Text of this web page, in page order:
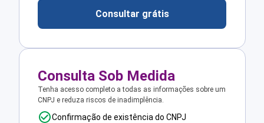
Consultar grátis
Consulta Sob Medida
Tenha acesso completo a todas as informações sobre um
CNPJ e reduza riscos de inadimplência.
Confirmação de existência do CNPJ